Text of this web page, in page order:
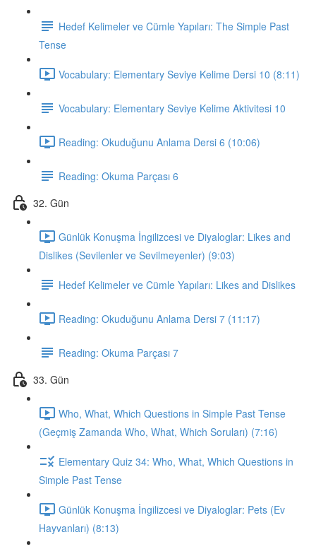
Hedef Kelimeler ve Cümle Yapıları: The Simple Past
Tense
Vocabulary: Elementary Seviye Kelime Dersi 10 (8:11)
Vocabulary: Elementary Seviye Kelime Aktivitesi 10
Reading: Okuduğunu Anlama Dersi 6 (10:06)
Reading: Okuma Parçası 6
32. Gün
Günlük Konuşma İngilizcesi ve Diyaloglar: Likes and
Dislikes (Sevilenler ve Sevilmeyenler) (9:03)
Hedef Kelimeler ve Cümle Yapıları: Likes and Dislikes
Reading: Okuduğunu Anlama Dersi 7 (11:17)
Reading: Okuma Parçası 7
33. Gün
Who, What, Which Questions in Simple Past Tense
(Geçmiş Zamanda Who, What, Which Soruları) (7:16)
Elementary Quiz 34: Who, What, Which Questions in
Simple Past Tense
Günlük Konuşma İngilizcesi ve Diyaloglar: Pets (Ev
Hayvanları) (8:13)